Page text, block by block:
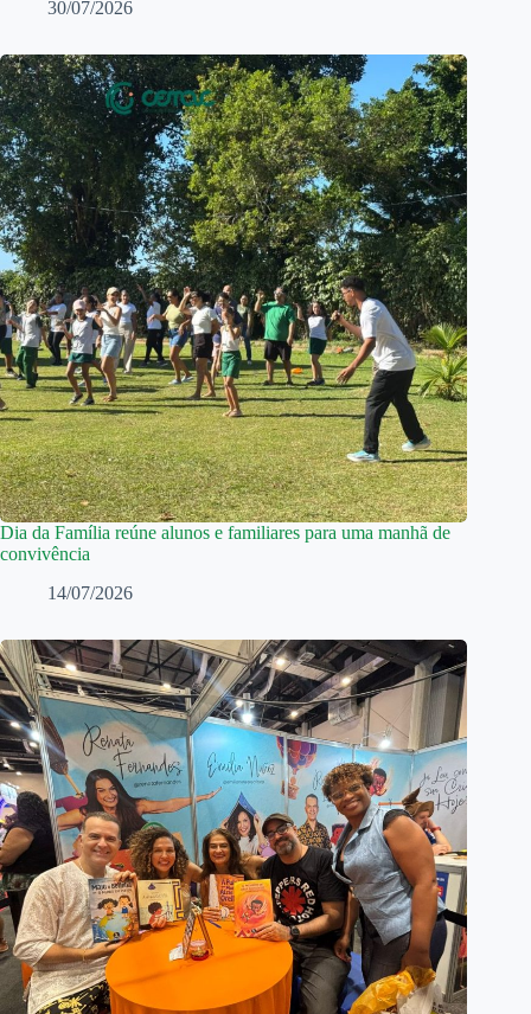
30/07/2026
Dia da Família reúne alunos e familiares para uma manhã de
convivência
14/07/2026